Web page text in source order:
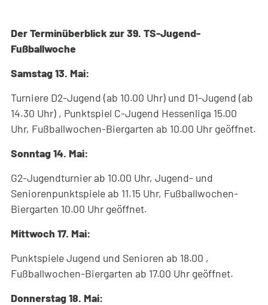
Der Terminüberblick zur 39. TS-Jugend-
Fußballwoche
Samstag 13. Mai:
Turniere D2-Jugend (ab 10.00 Uhr) und D1-Jugend (ab
14.30 Uhr) , Punktspiel C-Jugend Hessenliga 15.00
Uhr, Fußballwochen-Biergarten ab 10.00 Uhr geöffnet.
Sonntag 14. Mai:
G2-Jugendturnier ab 10.00 Uhr, Jugend- und
Seniorenpunktspiele ab 11.15 Uhr, Fußballwochen-
Biergarten 10.00 Uhr geöffnet.
Mittwoch 17. Mai:
Punktspiele Jugend und Senioren ab 18.00 ,
Fußballwochen-Biergarten ab 17.00 Uhr geöffnet.
Donnerstag 18. Mai: